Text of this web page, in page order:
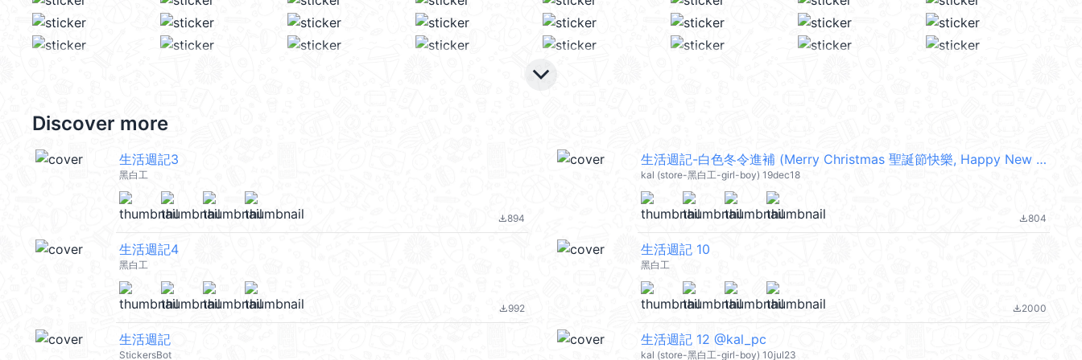
keyboard_arrow_down
Discover more
生活週記3
黑白工
file_download894
生活週記-白色冬令進補 (Merry Christmas 聖誕節快樂, Happy New Year 新年快樂 CNY) @kal_pc
kal (store-黑白工-girl-boy) 19dec18
file_download804
生活週記4
黑白工
file_download992
生活週記 10
黑白工
file_download2000
生活週記
StickersBot
生活週記 12 @kal_pc
kal (store-黑白工-girl-boy) 10jul23